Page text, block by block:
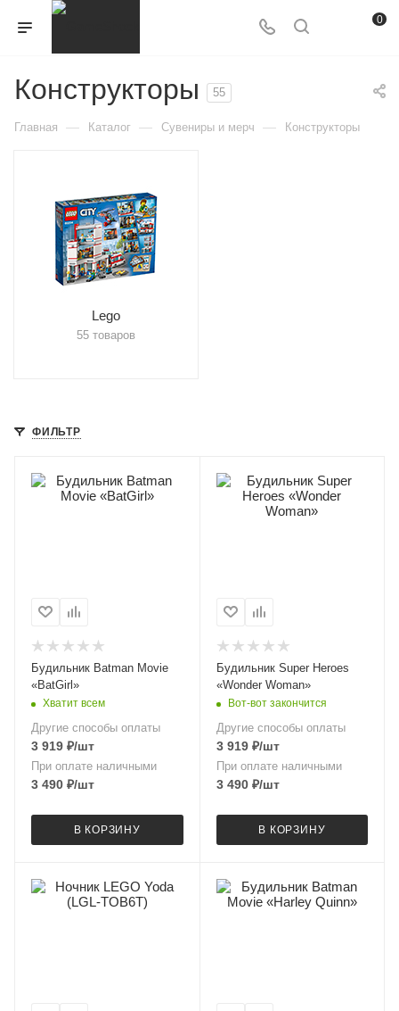
0
Конструкторы 55
Главная — Каталог — Сувениры и мерч — Конструкторы
Lego
55 товаров
ФИЛЬТР
Будильник Batman Movie
«BatGirl»
Хватит всем
Другие способы оплаты
3 919 ₽/шт
При оплате наличными
3 490 ₽/шт
В КОРЗИНУ
Будильник Super Heroes
«Wonder Woman»
Вот-вот закончится
Другие способы оплаты
3 919₽/шт
При оплате наличными
3 490₽/шт
В КОРЗИНУ